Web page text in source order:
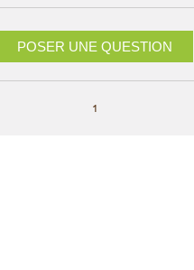
POSER UNE QUESTION
1